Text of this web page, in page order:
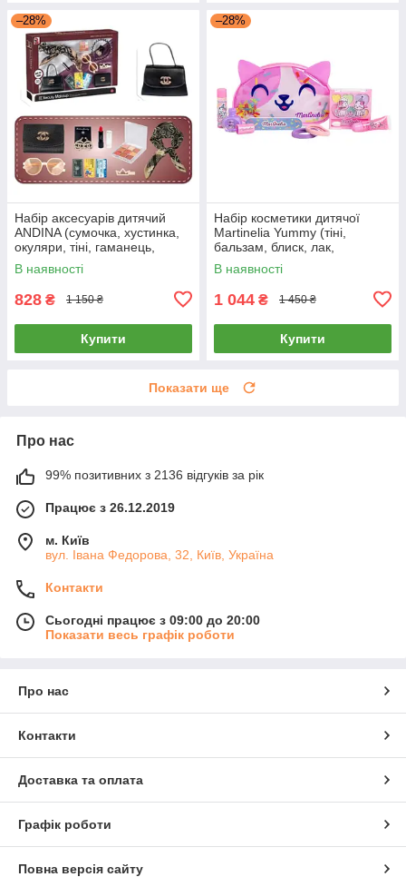
–28%
Набір аксесуарів дитячий
ANDINA (сумочка, хустинка,
окуляри, тіні, гаманець,
обруч, помада, сережки,
заколка) G560279-S2
В наявності
828 ₴ 1 150 ₴
Купити
–28%
Набір косметики дитячої
Martinelia Yummy (тіні,
бальзам, блиск, лак,
аксесуари) 12050
В наявності
1 044 ₴ 1 450 ₴
Купити
Показати ще
Про нас
99% позитивних з 2136 відгуків за рік
Працює з 26.12.2019
м. Київ
вул. Івана Федорова, 32, Київ, Україна
Контакти
Сьогодні працює з 09:00 до 20:00
Показати весь графік роботи
Про нас
Контакти
Доставка та оплата
Графік роботи
Повна версія сайту